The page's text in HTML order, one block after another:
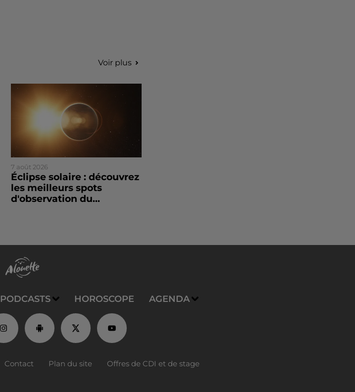
Voir plus
7 août 2026
Éclipse solaire : découvrez
les meilleurs spots
d'observation du...
PODCASTS HOROSCOPE AGENDA
Contact Plan du site Offres de CDI et de stage